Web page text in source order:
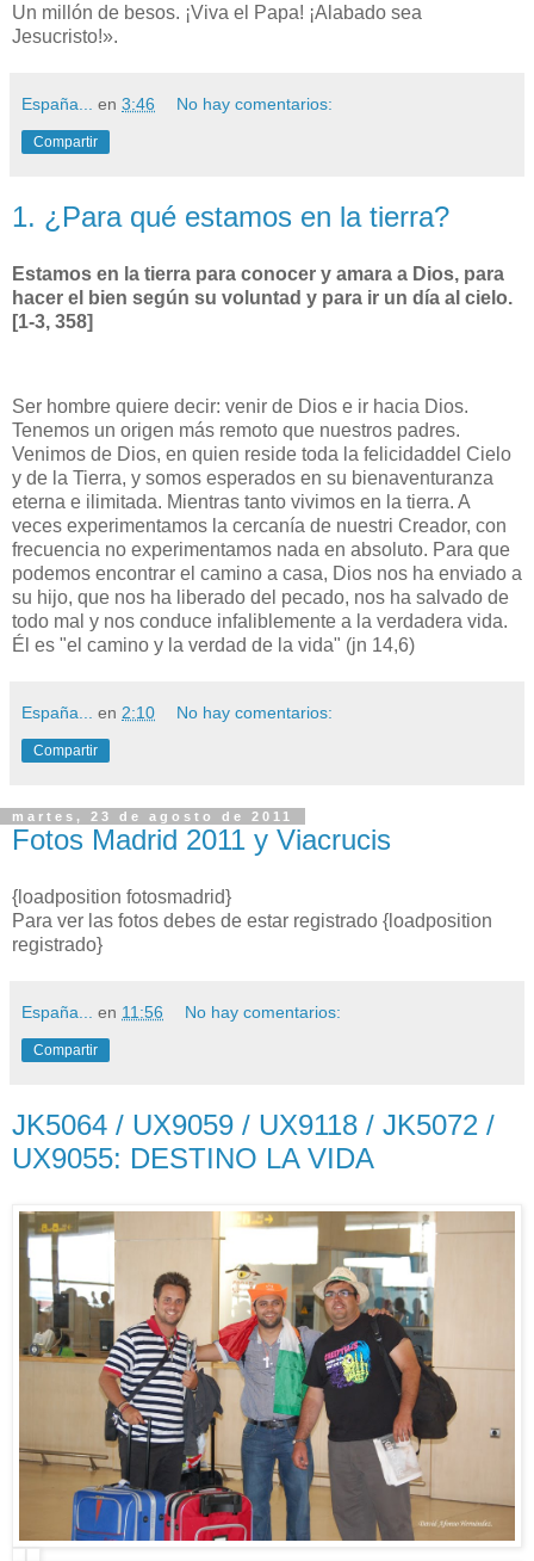
Un millón de besos. ¡Viva el Papa! ¡Alabado sea
Jesucristo!».
España... en 3:46 No hay comentarios:
Compartir
1. ¿Para qué estamos en la tierra?
Estamos en la tierra para conocer y amara a Dios, para
hacer el bien según su voluntad y para ir un día al cielo.
[1-3, 358]
Ser hombre quiere decir: venir de Dios e ir hacia Dios.
Tenemos un origen más remoto que nuestros padres.
Venimos de Dios, en quien reside toda la felicidaddel Cielo
y de la Tierra, y somos esperados en su bienaventuranza
eterna e ilimitada. Mientras tanto vivimos en la tierra. A
veces experimentamos la cercanía de nuestri Creador, con
frecuencia no experimentamos nada en absoluto. Para que
podemos encontrar el camino a casa, Dios nos ha enviado a
su hijo, que nos ha liberado del pecado, nos ha salvado de
todo mal y nos conduce infaliblemente a la verdadera vida.
Él es "el camino y la verdad de la vida" (jn 14,6)
España... en 2:10 No hay comentarios:
Compartir
martes, 23 de agosto de 2011
Fotos Madrid 2011 y Viacrucis
{loadposition fotosmadrid}
Para ver las fotos debes de estar registrado {loadposition
registrado}
España... en 11:56 No hay comentarios:
Compartir
JK5064 / UX9059 / UX9118 / JK5072 /
UX9055: DESTINO LA VIDA